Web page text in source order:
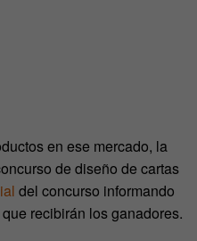
en ese mercado, la
de diseño de cartas
del concurso informando
recibirán los ganadores.